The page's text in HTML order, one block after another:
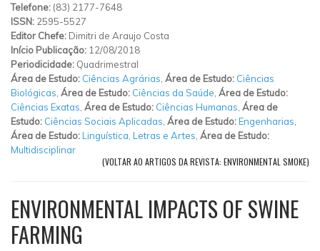
Telefone: (83) 2177-7648
ISSN: 2595-5527
Editor Chefe: Dimitri de Araujo Costa
Início Publicação: 12/08/2018
Periodicidade: Quadrimestral
Área de Estudo: Ciências Agrárias Área de Estudo: Ciências
Biológicas Área de Estudo: Ciências da Saúde Área de Estudo:
Ciências Exatas Área de Estudo: Ciências Humanas Área de
Estudo: Ciências Sociais Aplicadas Área de Estudo:Engenharias
Área de Estudo:Linguística, Letras e Artes Área de Estudo:
Multidisciplinar
(VOLTAR AO ARTIGOS DA REVISTA: ENVIRONMENTAL SMOKE)
ENVIRONMENTAL IMPACTS OF SWINE
FARMING